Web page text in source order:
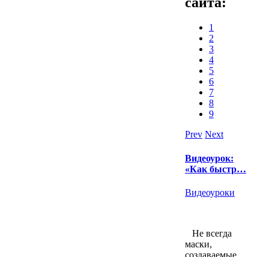
1
2
3
4
5
6
7
8
9
Prev Next
Видеоурок:
«Как быстр…
Видеоуроки
Не всегда
маски,
создаваемые